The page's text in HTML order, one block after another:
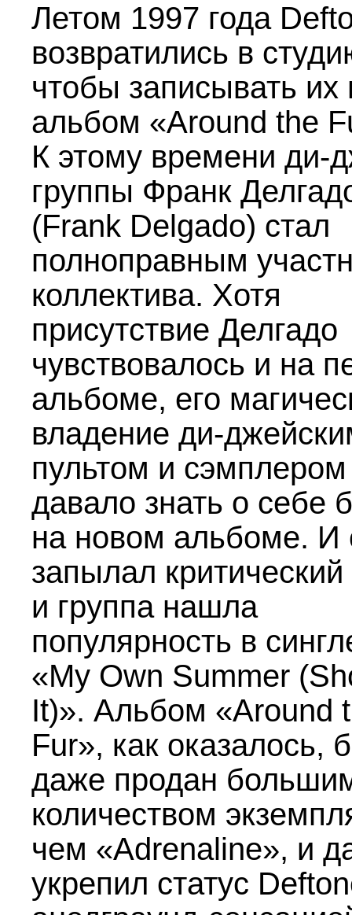
Летом 1997 года
возвратились в
чтобы записывать их
альбом «Around the
К этому времени ди-
группы Франк
(Frank Delgado) стал
полноправным
коллектива. Хотя
присутствие Делгадо
чувствовалось и на
альбоме, его
владение ди-
пультом и сэмплером
давало знать о себе
на новом альбоме. И
запылал критический
и группа нашла
популярность в
«My Own Summer
It)». Альбом «Around
Fur», как оказалось,
даже продан
количеством
чем «Adrenaline», и
укрепил статус